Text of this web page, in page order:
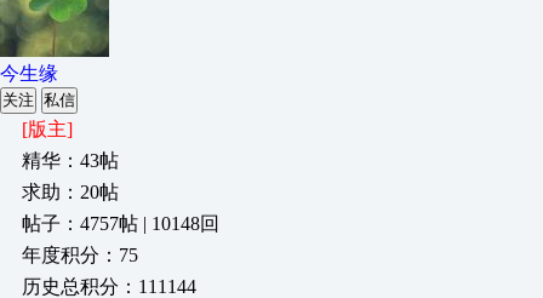
今生缘
关注 私信
[版主]
精华：43帖
求助：20帖
帖子：4757帖 | 10148回
年度积分：75
历史总积分：111144